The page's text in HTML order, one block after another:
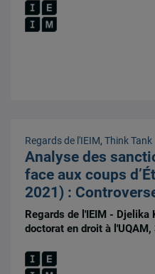
Regards de l'IEIM,Think Tank
Analyse des
face aux coups
2021) :
Regards de l'IEIM -
doctorat en droit à